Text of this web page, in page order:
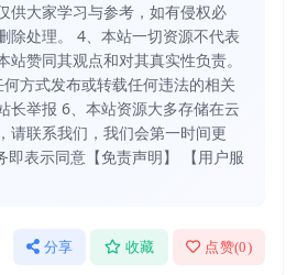
供大家学习与参考，如有侵权必
除处理。 4、本站一切资源不代表
站赞同其观点和对其真实性负责。
方式发布或转载任何违法的相关
长举报 6、本站资源大多存储在云
请联系我们，我们会第一时间更
即表示同意【免责声明】 【用户服
分享 收藏 点赞(0)